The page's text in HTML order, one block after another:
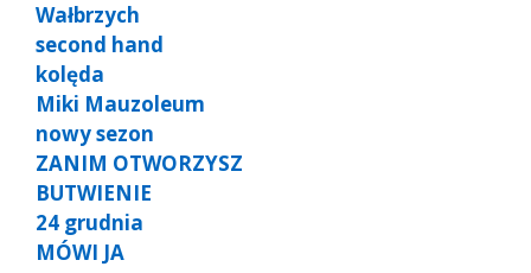
Wałbrzych
second hand
kolęda
Miki Mauzoleum
nowy sezon
ZANIM OTWORZYSZ
BUTWIENIE
24 grudnia
MÓWI JA